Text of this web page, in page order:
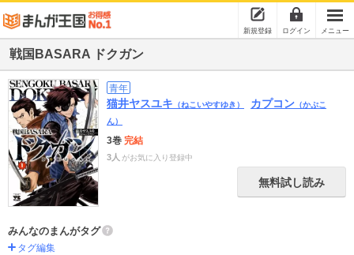
新規登録 ログイン メニュー
戦国BASARA ドクガン
青年
猫井ヤスユキ （ねこいやすゆき） カプコン （かぷこ
ん）
3巻 完結
3人 がお気に入り登録中
無料試し読み
みんなのまんがタグ
タグ編集